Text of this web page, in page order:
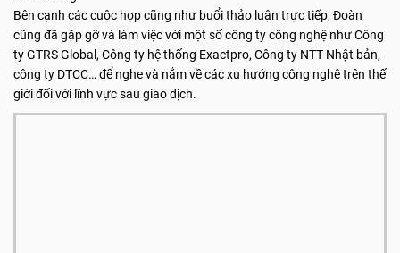
Bên cạnh các cuộc họp cũng như buổi thảo luận trực tiếp, Đoàn
cũng đã gặp gỡ và làm việc với một số công ty công nghệ như Công
ty GTRS Global, Công ty hệ thống Exactpro, Công ty NTT Nhật bản,
công ty DTCC… để nghe và nắm về các xu hướng công nghệ trên thế
giới đối với lĩnh vực sau giao dịch.